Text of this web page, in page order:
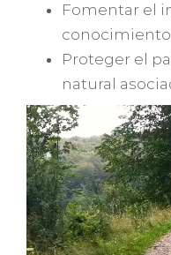
Fomentar el
Proteger el
natural